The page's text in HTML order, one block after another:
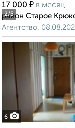
2/5
17 000 ₽ в месяц
район Старое
Агентство,
6